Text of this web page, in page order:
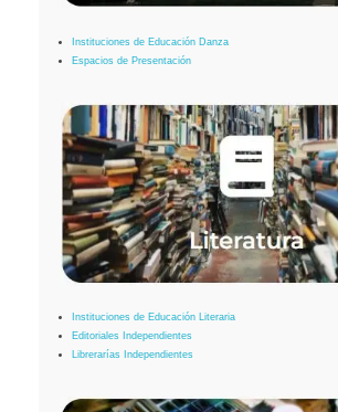
Instituciones de Educación Danza
Espacios de Presentación
Instituciones de Educación Literaria
Editoriales Independientes
Librerarías Independientes